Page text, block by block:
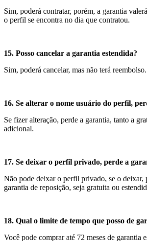
Sim, poderá contratar, porém, a garantia
o perfil se encontra no dia que contratou.
15. Posso cancelar a garantia estendida?
Sim, poderá cancelar, mas não terá reembolso.
16. Se alterar o nome usuário do perfil,
Se fizer alteração, perde a garantia, tanto a
adicional.
17. Se deixar o perfil privado, perde a
Não pode deixar o perfil privado, se o deixar,
garantia de reposição, seja gratuita ou
18. Qual o limite de tempo que posso de
Você pode comprar até 72 meses de garantia